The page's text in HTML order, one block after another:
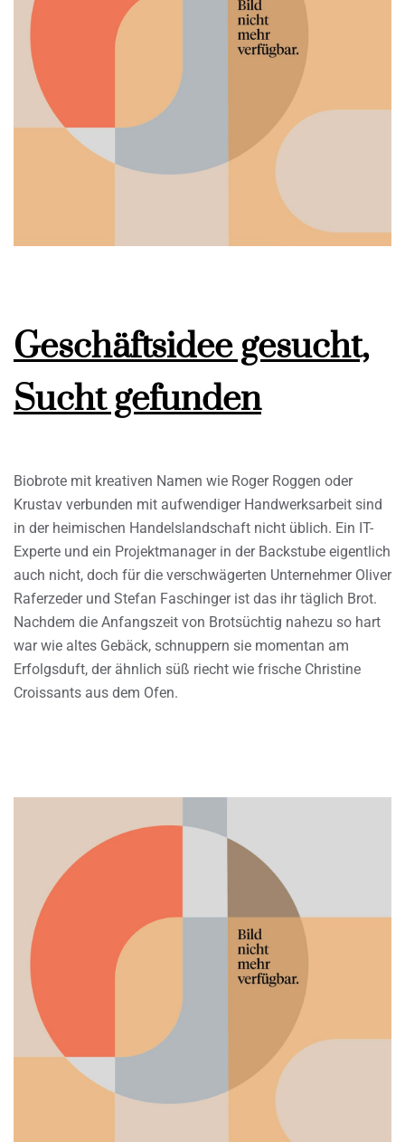
Geschäftsidee gesucht,
Sucht gefunden
Biobrote mit kreativen Namen wie Roger Roggen oder
Krustav verbunden mit aufwendiger Handwerksarbeit sind
in der heimischen Handelslandschaft nicht üblich. Ein IT-
Experte und ein Projektmanager in der Backstube eigentlich
auch nicht, doch für die verschwägerten Unternehmer Oliver
Raferzeder und Stefan Faschinger ist das ihr täglich Brot.
Nachdem die Anfangszeit von Brotsüchtig nahezu so hart
war wie altes Gebäck, schnuppern sie momentan am
Erfolgsduft, der ähnlich süß riecht wie frische Christine
Croissants aus dem Ofen.